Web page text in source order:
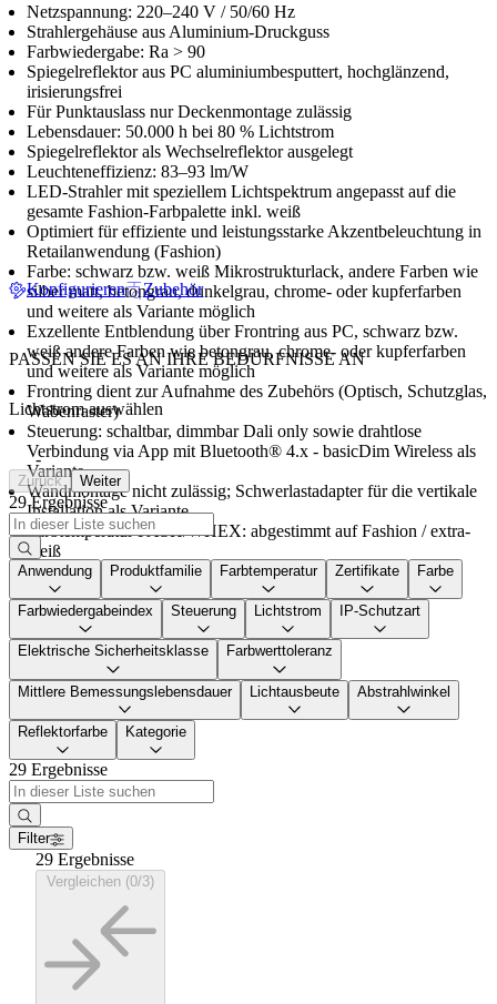
Netzspannung: 220–240 V / 50/60 Hz
Strahlergehäuse aus Aluminium-Druckguss
Farbwiedergabe: Ra > 90
Spiegelreflektor aus PC aluminiumbesputtert, hochglänzend,
irisierungsfrei
Für Punktauslass nur Deckenmontage zulässig
Lebensdauer: 50.000 h bei 80 % Lichtstrom
Spiegelreflektor als Wechselreflektor ausgelegt
Leuchteneffizienz: 83–93 lm/W
LED-Strahler mit speziellem Lichtspektrum angepasst auf die
gesamte Fashion-Farbpalette inkl. weiß
Optimiert für effiziente und leistungsstarke Akzentbeleuchtung in
Retailanwendung (Fashion)
Farbe: schwarz bzw. weiß Mikrostrukturlack, andere Farben wie
silber matt, betongrau, dunkelgrau, chrome- oder kupferfarben
und weitere als Variante möglich
Exzellente Entblendung über Frontring aus PC, schwarz bzw.
weiß andere Farben wie betongrau, chrome- oder kupferfarben
und weitere als Variante möglich
Frontring dient zur Aufnahme des Zubehörs (Optisch, Schutzglas,
Wabenraster)
Steuerung: schaltbar, dimmbar Dali only sowie drahtlose
Verbindung via App mit Bluetooth® 4.x - basicDim Wireless als
Variante
Wandmontage nicht zulässig; Schwerlastadapter für die vertikale
Installation als Variante
Farbtemperatur FASH/WHEX: abgestimmt auf Fashion / extra-
weiß
3 Phasen LED-Strahler mit Konverter im Strahlergehäuse
integriert
Leuchtenlichtstrom: 2100-3900 lm
Strahler um 360°, 337° drehbar und 90° schwenkbar
Konfigurieren Zubehör
PASSEN SIE ES AN IHRE BEDÜRFNISSE AN
Lichtstrom auswählen
-
Zurück Weiter
29 Ergebnisse
Anwendung Produktfamilie Farbtemperatur Zertifikate Farbe
Farbwiedergabeindex Steuerung Lichtstrom IP-Schutzart
Elektrische Sicherheitsklasse Farbwerttoleranz
Mittlere Bemessungslebensdauer Lichtausbeute Abstrahlwinkel
Reflektorfarbe Kategorie
29 Ergebnisse
Filter
29 Ergebnisse